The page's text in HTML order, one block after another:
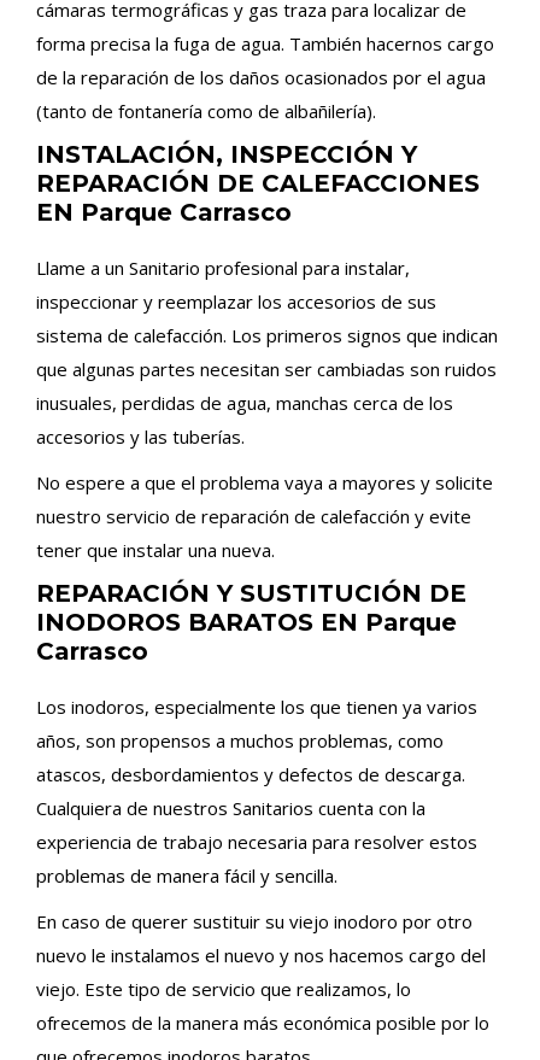
cámaras termográficas y gas traza para localizar de
forma precisa la fuga de agua. También hacernos cargo
de la reparación de los daños ocasionados por el agua
(tanto de fontanería como de albañilería).
INSTALACIÓN, INSPECCIÓN Y
REPARACIÓN DE CALEFACCIONES
EN Parque Carrasco
Llame a un Sanitario profesional para instalar,
inspeccionar y reemplazar los accesorios de sus
sistema de calefacción. Los primeros signos que indican
que algunas partes necesitan ser cambiadas son ruidos
inusuales, perdidas de agua, manchas cerca de los
accesorios y las tuberías.
No espere a que el problema vaya a mayores y solicite
nuestro servicio de reparación de calefacción y evite
tener que instalar una nueva.
REPARACIÓN Y SUSTITUCIÓN DE
INODOROS BARATOS EN Parque
Carrasco
Los inodoros, especialmente los que tienen ya varios
años, son propensos a muchos problemas, como
atascos, desbordamientos y defectos de descarga.
Cualquiera de nuestros Sanitarios cuenta con la
experiencia de trabajo necesaria para resolver estos
problemas de manera fácil y sencilla.
En caso de querer sustituir su viejo inodoro por otro
nuevo le instalamos el nuevo y nos hacemos cargo del
viejo. Este tipo de servicio que realizamos, lo
ofrecemos de la manera más económica posible por lo